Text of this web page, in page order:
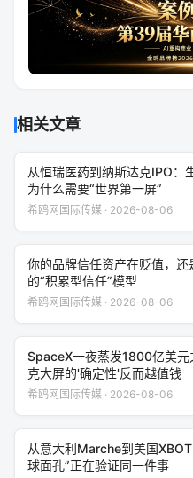
相关文章
从恒瑞医药到纳斯达克IPO：
为什么需要“世界第一屏”
希鸥网国际传媒 · 2026-08-06
你的品牌信任资产在贬值，
的“积累型信任”模型
希鸥网国际传媒 · 2026-08-06
SpaceX一夜蒸发1800亿美
克大屏的'确定性'反而越值钱
希鸥网国际传媒 · 2026-08-06
从意大利Marche到美国
球面孔”正在验证同一件事